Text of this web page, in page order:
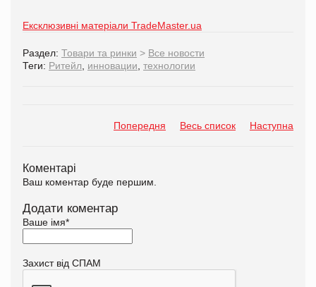
Ексклюзивні матеріали TradeMaster.ua
Раздел: Товари та ринки > Все новости
Теги: Ритейл, инновации, технологии
Попередня Весь список Наступна
Коментарі
Ваш коментар буде першим.
Додати коментар
Ваше імя*
Захист від СПАМ